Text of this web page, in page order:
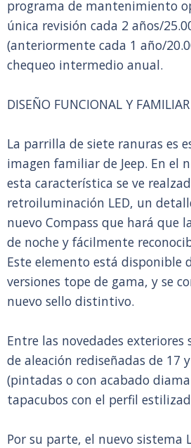
programa de mantenimiento
única revisión cada 2 años/
(anteriormente cada 1 año/
chequeo intermedio anual.
DISEÑO FUNCIONAL Y FAMILIAR
La parrilla de siete ranuras es
imagen familiar de Jeep. En el
esta característica se ve
retroiluminación LED, un
nuevo Compass que hará que
de noche y fácilmente
Este elemento está disponible
versiones tope de gama, y se
nuevo sello distintivo.
Entre las novedades exteriores
de aleación rediseñadas de 17
(pintadas o con acabado
tapacubos con el perfil
Por su parte, el nuevo sistema